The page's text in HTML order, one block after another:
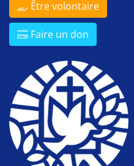
Être volontaire
Faire un don